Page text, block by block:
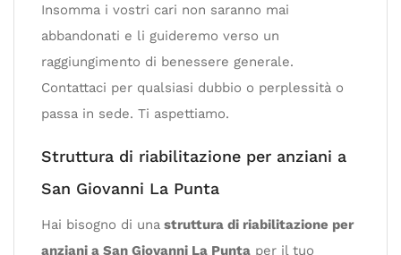
Insomma i vostri cari non saranno mai
abbandonati e li guideremo verso un
raggiungimento di benessere generale.
Contattaci per qualsiasi dubbio o perplessità o
passa in sede. Ti aspettiamo.
Struttura di riabilitazione per anziani a
San Giovanni La Punta
Hai bisogno di una struttura di riabilitazione per
anziani a San Giovanni La Punta per il tuo